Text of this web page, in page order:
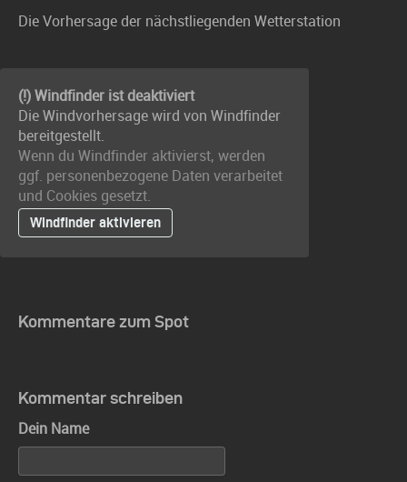
Die Vorhersage der nächstliegenden Wetterstation
(!) Windfinder ist deaktiviert
Die Windvorhersage wird von Windfinder
bereitgestellt.
Wenn du Windfinder aktivierst, werden
ggf. personenbezogene Daten verarbeitet
und Cookies gesetzt.
Windfinder aktivieren
Kommentare zum Spot
Kommentar schreiben
Dein Name